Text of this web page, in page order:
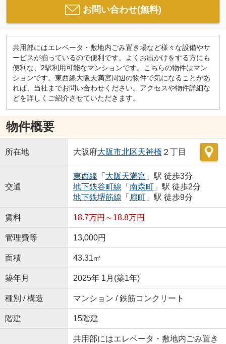
お問い合わせ(無料)
共用部にはエレベータ・敷地内ごみ置き場など様々な設備やサ
ービスが揃っているので便利です。よくお出かけをする方にも
便利な、2駅利用可能なマンションです。こちらの物件はマン
ションです。東西線大阪天満宮周辺の物件で気になることがあ
れば、当社までお問い合わせください。アクセスや物件詳細な
どを詳しくご紹介させていただきます。
物件概要
所在地 大阪府大阪市北区天神橋 ２丁目
交通
東西線 「 大阪天満宮 」駅 徒歩3分
地下鉄谷町線 「 南森町」駅 徒歩2分
地下鉄堺筋線 「 扇町」駅 徒歩9分
賃料 18.7万円～18.8万円
管理費等 13,000円
面積 43.31㎡
築年月 2025年 1月(築1年)
種別 / 構造 マンション / 鉄筋コンクリート
階建 15階建
共用部にはエレベータ・敷地内ごみ置き